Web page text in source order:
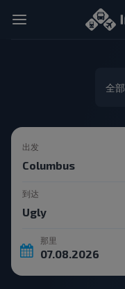
全部
出发
到达
那里